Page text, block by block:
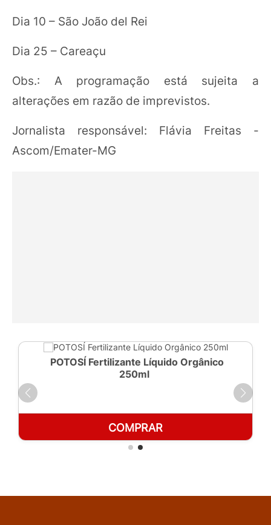
Dia 10 – São João del Rei
Dia 25 – Careaçu
Obs.: A programação está sujeita a
alterações em razão de imprevistos.
Jornalista responsável: Flávia Freitas -
Ascom/Emater-MG
POTOSÍ Fertilizante Líquido Orgânico
250ml
COMPRAR